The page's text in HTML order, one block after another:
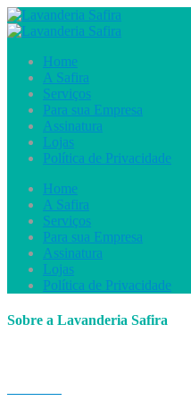
Home
A Safira
Serviços
Para sua Empresa
Assinatura
Lojas
Política de Privacidade
Home
A Safira
Serviços
Para sua Empresa
Assinatura
Lojas
Política de Privacidade
Sobre a Lavanderia Safira